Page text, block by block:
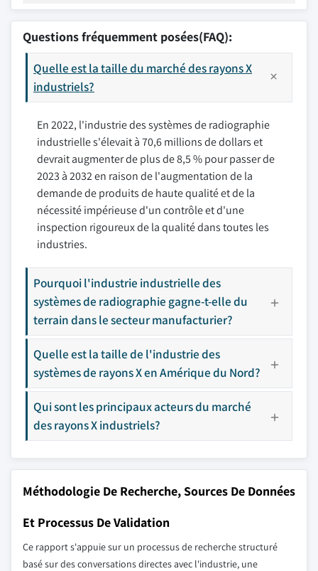
Questions fréquemment posées(FAQ):
Quelle est la taille du marché des rayons X
industriels?
En 2022, l'industrie des systèmes de radiographie
industrielle s'élevait à 70,6 millions de dollars et
devrait augmenter de plus de 8,5 % pour passer de
2023 à 2032 en raison de l'augmentation de la
demande de produits de haute qualité et de la
nécessité impérieuse d'un contrôle et d'une
inspection rigoureux de la qualité dans toutes les
industries.
Pourquoi l'industrie industrielle des
systèmes de radiographie gagne-t-elle du
terrain dans le secteur manufacturier?
Quelle est la taille de l'industrie des
systèmes de rayons X en Amérique du Nord?
Qui sont les principaux acteurs du marché
des rayons X industriels?
Méthodologie De Recherche, Sources De Données
Et Processus De Validation
Ce rapport s'appuie sur un processus de recherche structuré
basé sur des conversations directes avec l'industrie, une